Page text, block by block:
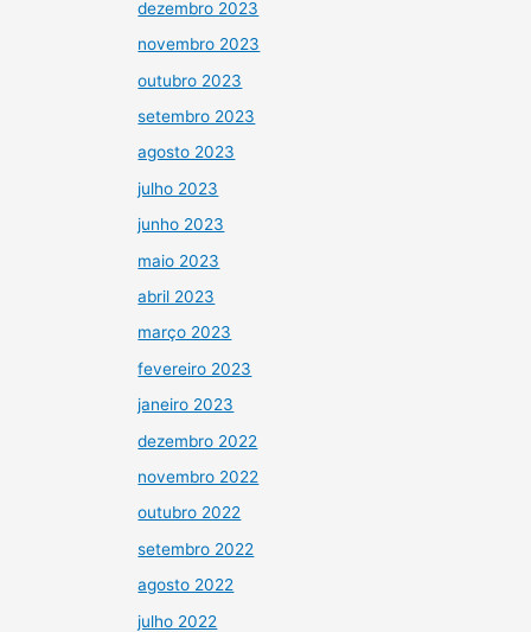
dezembro 2023
novembro 2023
outubro 2023
setembro 2023
agosto 2023
julho 2023
junho 2023
maio 2023
abril 2023
março 2023
fevereiro 2023
janeiro 2023
dezembro 2022
novembro 2022
outubro 2022
setembro 2022
agosto 2022
julho 2022